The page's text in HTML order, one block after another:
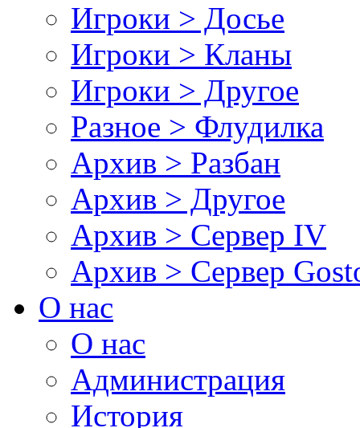
Игроки > Досье
Игроки > Кланы
Игроки > Другое
Разное > Флудилка
Архив > Разбан
Архив > Другое
Архив > Сервер IV
Архив > Сервер
О нас
О нас
Администрация
История